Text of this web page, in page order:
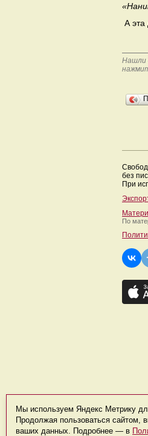
А эта
Нашли
без
При
По
Мы используем Яндекс Метрику
Продолжая пользоваться сайтом,
ваших данных. Подробнее — в